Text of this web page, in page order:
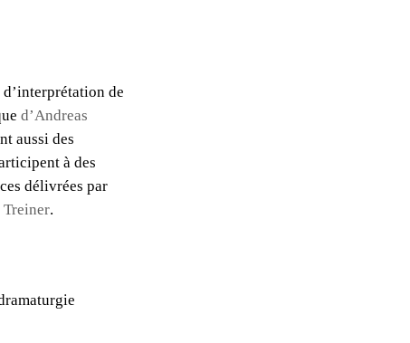
de
d’Andreas
aussi des
à des
délivrées par
Treiner.